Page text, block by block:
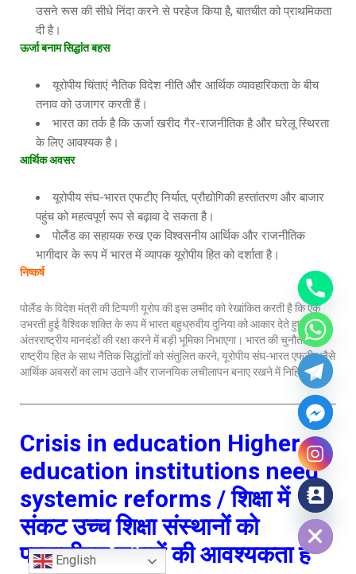
उसने रूस की सीधे निंदा करने से परहेज किया है, बातचीत को प्राथमिकता
दी है।
ऊर्जा बनाम सिद्धांत बहस
यूरोपीय चिंताएं नैतिक विदेश नीति और आर्थिक व्यावहारिकता के बीच
तनाव को उजागर करती हैं।
भारत का तर्क है कि ऊर्जा खरीद गैर-राजनीतिक है और घरेलू स्थिरता
के लिए आवश्यक है।
आर्थिक अवसर
यूरोपीय संघ-भारत एफटीए निर्यात, प्रौद्योगिकी हस्तांतरण और बाजार
पहुंच को महत्वपूर्ण रूप से बढ़ावा दे सकता है।
पोलैंड का सहायक रुख एक विश्वसनीय आर्थिक और राजनीतिक
भागीदार के रूप में भारत में व्यापक यूरोपीय हित को दर्शाता है।
निष्कर्ष
पोलैंड के विदेश मंत्री की टिप्पणी यूरोप की इस उम्मीद को रेखांकित करती है कि एक
उभरती हुई वैश्विक शक्ति के रूप में भारत बहुध्रुवीय दुनिया को आकार देते हुए
अंतरराष्ट्रीय मानदंडों की रक्षा करने में बड़ी भूमिका निभाएगा। भारत की चुनौती
राष्ट्रीय हित के साथ नैतिक सिद्धांतों को संतुलित करने, यूरोपीय संघ-भारत एफटीए जैसे
आर्थिक अवसरों का लाभ उठाने और राजनयिक लचीलापन बनाए रखने में निहित है।
Crisis in education Higher
education institutions need
systemic reforms /शिक्षा में
संकटउच्च शिक्षा संस्थानों को
प्रणालीगत सुधारों की आवश्यकता है
English
Hide chaty